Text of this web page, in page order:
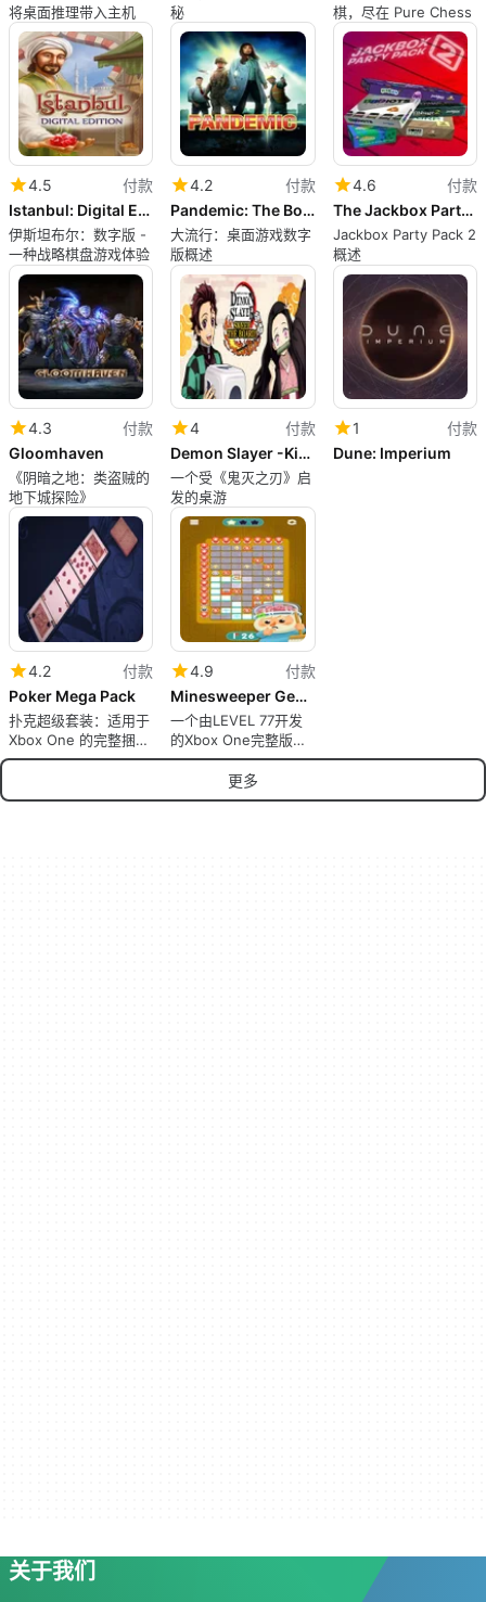
将桌面推理带入主机
秘
棋，尽在 Pure Chess
4.5
付款
Istanbul: Digital Edition
伊斯坦布尔：数字版 -
一种战略棋盘游戏体验
4.2
付款
Pandemic: The Board Game
大流行：桌面游戏数字
版概述
4.6
付款
The Jackbox Party Pack 2
Jackbox Party Pack 2
概述
4.3
付款
Gloomhaven
《阴暗之地：类盗贼的
地下城探险》
4
付款
Demon Slayer -Kimetsu no Yaiba- Sweep the Board!
一个受《鬼灭之刃》启
发的桌游
1
付款
Dune: Imperium
4.2
付款
Poker Mega Pack
扑克超级套装：适用于
Xbox One 的完整捆绑
包
4.9
付款
Minesweeper Genius
一个由LEVEL 77开发
的Xbox One完整版应
用程序。
更多
关于我们